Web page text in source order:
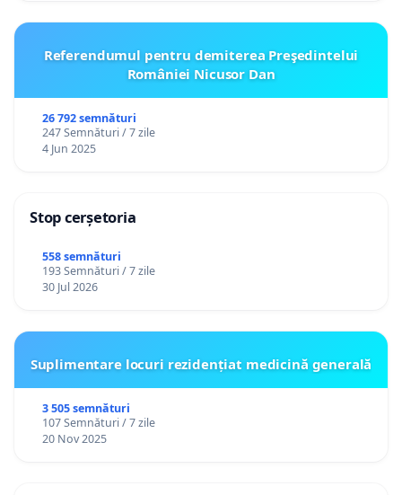
Referendumul pentru demiterea Preşedintelui
României Nicusor Dan
26 792 semnături
247 Semnături / 7 zile
4 Jun 2025
Stop cerșetoria
558 semnături
193 Semnături / 7 zile
30 Jul 2026
Suplimentare locuri rezidențiat medicină generală
3 505 semnături
107 Semnături / 7 zile
20 Nov 2025